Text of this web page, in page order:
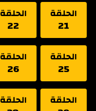
الحلقة
21
الحلقة
22
الحلقة
25
الحلقة
26
الحلقة الحلقة